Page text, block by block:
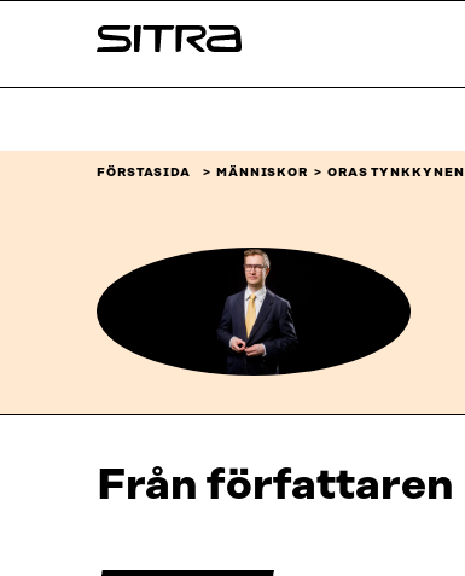
↓
Sitra
FÖRSTASIDA MÄNNISKOR ORAS TYNKKYNEN
Från författaren